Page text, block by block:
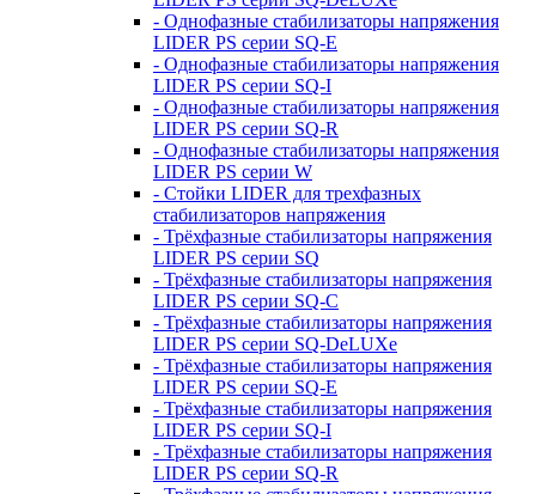
- Однофазные стабилизаторы напряжения
LIDER PS серии SQ-E
- Однофазные стабилизаторы напряжения
LIDER PS серии SQ-I
- Однофазные стабилизаторы напряжения
LIDER PS серии SQ-R
- Однофазные стабилизаторы напряжения
LIDER PS серии W
- Стойки LIDER для трехфазных
стабилизаторов напряжения
- Трёхфазные стабилизаторы напряжения
LIDER PS серии SQ
- Трёхфазные стабилизаторы напряжения
LIDER PS серии SQ-C
- Трёхфазные стабилизаторы напряжения
LIDER PS серии SQ-DeLUXe
- Трёхфазные стабилизаторы напряжения
LIDER PS серии SQ-E
- Трёхфазные стабилизаторы напряжения
LIDER PS серии SQ-I
- Трёхфазные стабилизаторы напряжения
LIDER PS серии SQ-R